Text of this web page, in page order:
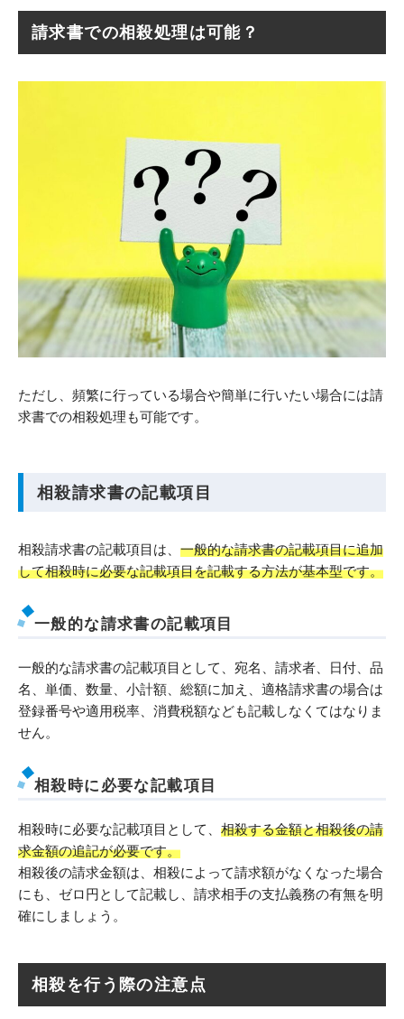
請求書での相殺処理は可能？
ただし、頻繁に行っている場合や簡単に行いたい場合には請
求書での相殺処理も可能です。
相殺請求書の記載項目
相殺請求書の記載項目は、 一般的な請求書の記載項目に追加
して相殺時に必要な記載項目を記載する方法が基本型です。
一般的な請求書の記載項目
一般的な請求書の記載項目として、宛名、請求者、日付、品
名、単価、数量、小計額、総額に加え、適格請求書の場合は
登録番号や適用税率、消費税額なども記載しなくてはなりま
せん。
相殺時に必要な記載項目
相殺時に必要な記載項目として、 相殺する金額と相殺後の請
求金額の追記が必要です。
相殺後の請求金額は、相殺によって請求額がなくなった場合
にも、ゼロ円として記載し、請求相手の支払義務の有無を明
確にしましょう。
相殺を行う際の注意点